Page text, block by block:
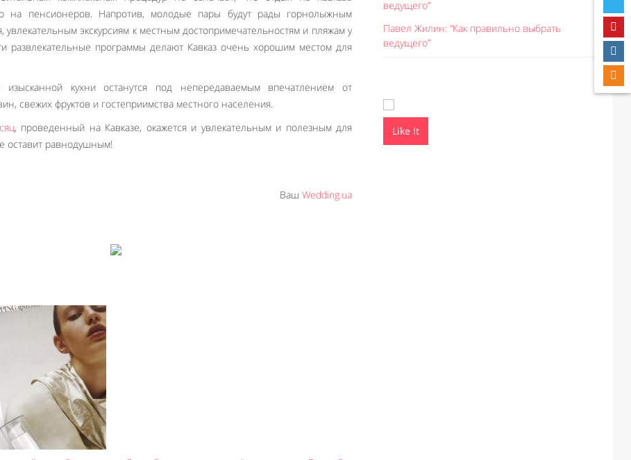
на пенсионеров. Напротив, молодые пары будут рады горнолыжным
увлекательным экскурсиям к местным достопримечательностям и пляжам у
развлекательные программы делают Кавказ очень хорошим местом для
кухни останутся под непередаваемым впечатлением от
свежих фруктов и гостеприимства местного населения.
, проведенный на Кавказе, окажется и увлекательным и полезным для
оставит равнодушным!
Ваш Wedding.ua
Павел Жилин: “Как правильно выбрать
ведущего”
Like It